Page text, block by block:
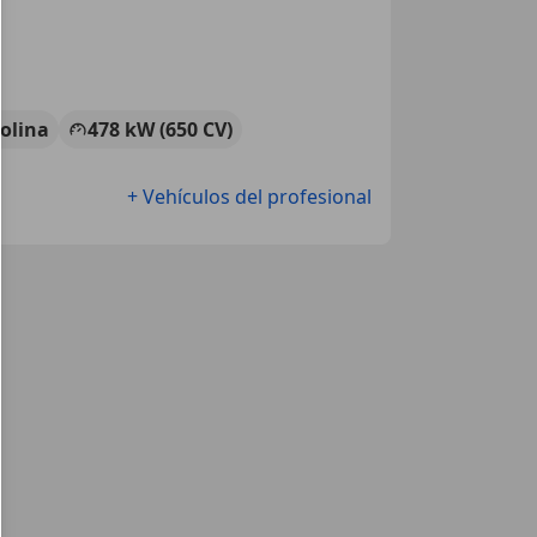
478 kW (650 CV)
+ Vehículos del profesional